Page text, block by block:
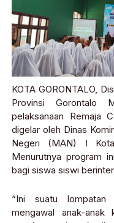
KOTA GORONTALO,
Provinsi Gorontalo
pelaksanaan Remaja
digelar oleh Dinas
Negeri (MAN) I
Menurutnya program
bagi siswa siswi
“Ini suatu
mengawal anak-